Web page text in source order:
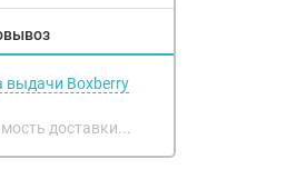
выдачи Boxberry
доставки...